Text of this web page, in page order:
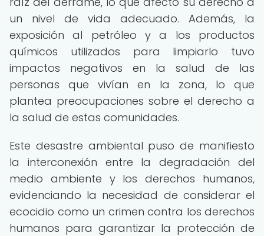
un nivel de vida adecuado. Además, la
exposición al petróleo y a los productos
químicos utilizados para limpiarlo tuvo
impactos negativos en la salud de las
personas que vivían en la zona, lo que
plantea preocupaciones sobre el derecho a
la salud de estas comunidades.
Este desastre ambiental puso de manifiesto
la interconexión entre la degradación del
medio ambiente y los derechos humanos,
evidenciando la necesidad de considerar el
ecocidio como un crimen contra los derechos
humanos para garantizar la protección de